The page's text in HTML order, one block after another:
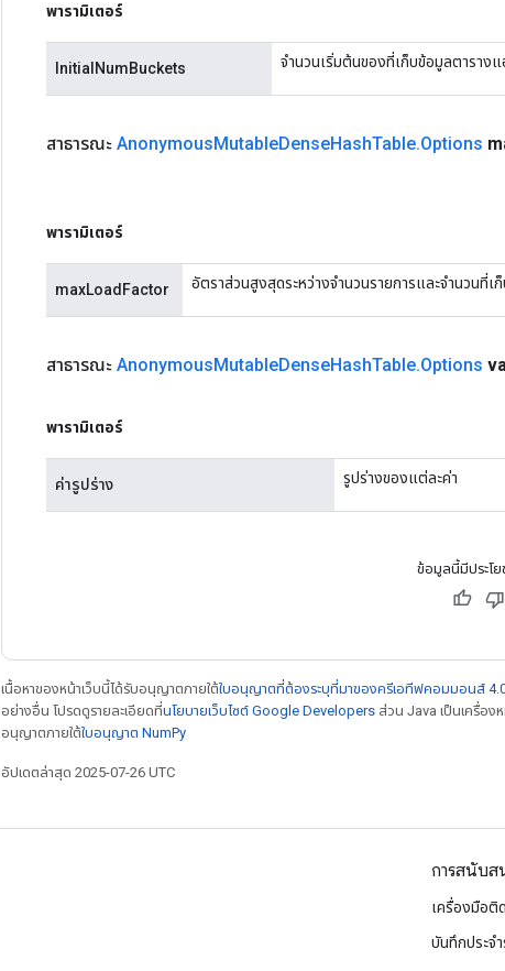
พารามิเตอร์
InitialNumBuckets จำนวนเริ่มต้นของที่เก็บข้อมูลตาราง
สาธารณะ AnonymousMutableDenseHashTable.Options
พารามิเตอร์
maxLoadFactor อัตราส่วนสูงสุดระหว่างจำนวนรายการและจำนวนที่
สาธารณะ AnonymousMutableDenseHashTable.Options
พารามิเตอร์
ค่ารูปร่าง รูปร่างของแต่ละค่า
ข้อมูลนี้มีประโย
เนื้อหาของหน้าเว็บนี้ได้รับอนุญาตภายใต้ใบอนุญาตที่ต้องระบุที่มาของครีเอทีฟคอมมอนส์
อย่างอื่น โปรดดูรายละเอียดที่นโยบายเว็บไซต์ Google Developers ส่วน Java เป็นเครื่อง
อนุญาตภายใต้ใบอนุญาต NumPy
อัปเดตล่าสุด 2025-07-26 UTC
การสนับ
เครื่องมือติ
บันทึกประจ